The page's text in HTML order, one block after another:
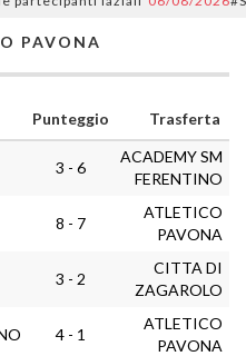
PAVONA
Punteggio
Trasferta
3 - 6
ACADEMY SM
FERENTINO
8 - 7
ATLETICO
PAVONA
3 - 2
CITTA DI
ZAGAROLO
4 - 1
ATLETICO
PAVONA